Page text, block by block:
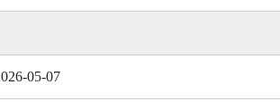
05-07